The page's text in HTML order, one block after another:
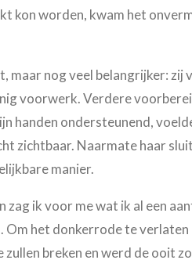
kon worden, kwam het
maar nog veel belangrijker: zij
voorwerk. Verdere
handen ondersteunend,
zichtbaar. Naarmate haar
manier.
zag ik voor me wat ik al een
Om het donkerrode te
zullen breken en werd de ooit